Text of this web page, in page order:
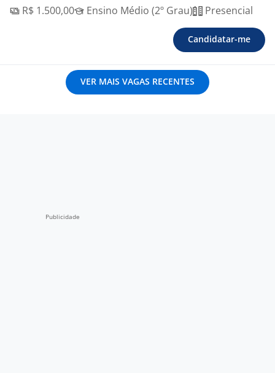
R$ 1.500,00
Ensino Médio (2º Grau) Presencial
Candidatar-me
VER MAIS VAGAS RECENTES